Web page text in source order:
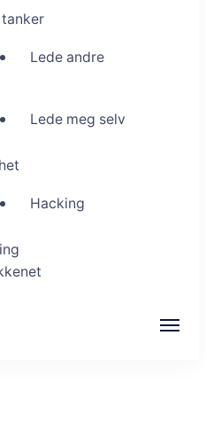
Lede andre
Lede meg selv
Hacking